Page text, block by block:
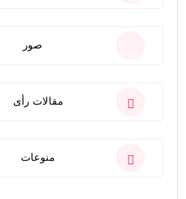
صور
مقالات رأى
منوعات